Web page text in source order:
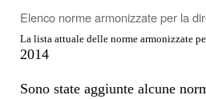
Elenco norme armonizzate per la
La lista attuale delle norme armonizzate
2014
Sono state aggiunte alcune